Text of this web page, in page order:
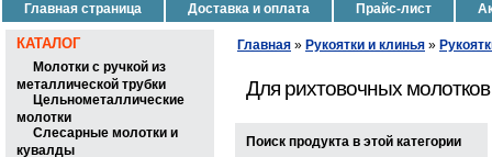
Главная страница Доставка и оплата Прайс-лист
КАТАЛОГ
Молотки с ручкой из
металлической трубки
Цельнометаллические
молотки
Слесарные молотки и
кувалды
Главная » Рукоятки и клинья »
Для рихтовочных молотков
Поиск продукта в этой категории